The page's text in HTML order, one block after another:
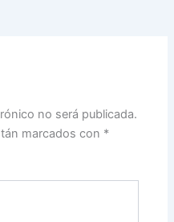
no será publicada.
marcados con *